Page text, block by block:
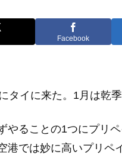
Facebook
タイに来た。1月は乾
やることの1つにプリ
港では妙に高いプリペ